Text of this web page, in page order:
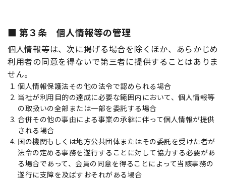
第３条 個人情報等の管理
個人情報等は、次に掲げる場合を除くほか、あらかじめ
利用者の同意を得ないで第三者に提供することはありま
せん。
個人情報保護法その他の法令で認められる場合
当社が利用目的の達成に必要な範囲内において、個人情報等
の取扱いの全部または一部を委託する場合
合併その他の事由による事業の承継に伴って個人情報が提供
される場合
国の機関もしくは地方公共団体またはその委託を受けた者が
法令の定める事務を遂行することに対して協力する必要があ
る場合であって、会員の同意を得ることによって当該事務の
遂行に支障を及ばすおそれがある場合